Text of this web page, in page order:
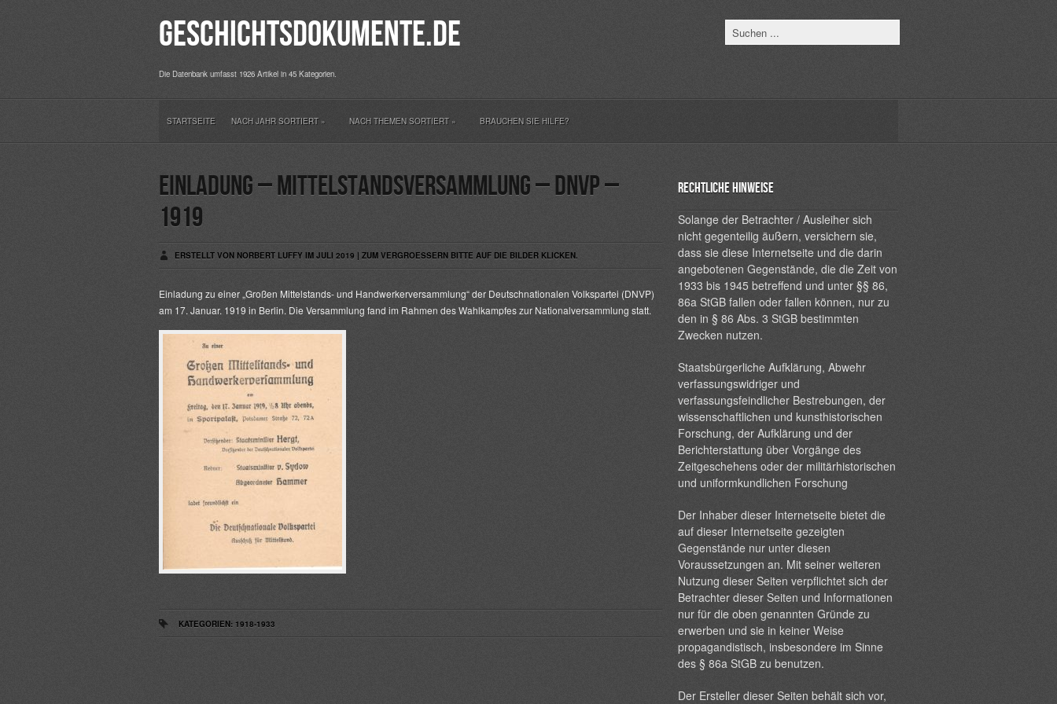
Geschichtsdokumente.de
Die Datenbank umfasst 1926 Artikel in 45 Kategorien.
STARTSEITE NACH JAHR SORTIERT» NACH THEMEN SORTIERT» BRAUCHEN SIE HILFE?
Einladung – Mittelstandsversammlung – DNVP –
1919
ERSTELLT VON NORBERT LUFFY IM JULI 2019 | ZUM VERGROESSERN BITTE AUF DIE BILDER KLICKEN.
Einladung zu einer „Großen Mittelstands- und Handwerkerversammlung“ der Deutschnationalen Volkspartei (DNVP)
am 17. Januar. 1919 in Berlin. Die Versammlung fand im Rahmen des Wahlkampfes zur Nationalversammlung statt.
KATEGORIEN: 1918-1933
Rechtliche Hinweise
Solange der Betrachter / Ausleiher sich
nicht gegenteilig äußern, versichern sie,
dass sie diese Internetseite und die darin
angebotenen Gegenstände, die die Zeit von
1933 bis 1945 betreffend und unter §§ 86,
86a StGB fallen oder fallen können, nur zu
den in § 86 Abs. 3 StGB bestimmten
Zwecken nutzen.
Staatsbürgerliche Aufklärung, Abwehr
verfassungswidriger und
verfassungsfeindlicher Bestrebungen, der
wissenschaftlichen und kunsthistorischen
Forschung, der Aufklärung und der
Berichterstattung über Vorgänge des
Zeitgeschehens oder der militärhistorischen
und uniformkundlichen Forschung
Der Inhaber dieser Internetseite bietet die
auf dieser Internetseite gezeigten
Gegenstände nur unter diesen
Voraussetzungen an. Mit seiner weiteren
Nutzung dieser Seiten verpflichtet sich der
Betrachter dieser Seiten und Informationen
nur für die oben genannten Gründe zu
erwerben und sie in keiner Weise
propagandistisch, insbesondere im Sinne
des § 86a StGB zu benutzen.
Der Ersteller dieser Seiten behält sich vor,